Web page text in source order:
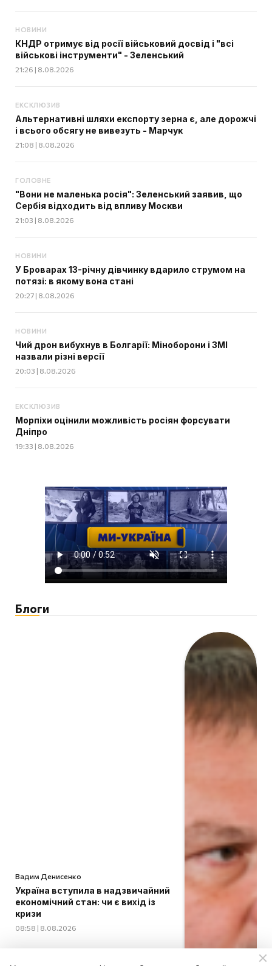
НОВИНИ
КНДР отримує від росії військовий досвід і "всі
військові інструменти" - Зеленський
21:26 | 8.08.2026
ЕКСКЛЮЗИВ
Альтернативні шляхи експорту зерна є, але дорожчі
і всього обсягу не вивезуть - Марчук
21:08 | 8.08.2026
ГОЛОВНЕ
"Вони не маленька росія": Зеленський заявив, що
Сербія відходить від впливу Москви
21:03 | 8.08.2026
НОВИНИ
У Броварах 13-річну дівчинку вдарило струмом на
потязі: в якому вона стані
20:27 | 8.08.2026
НОВИНИ
Чий дрон вибухнув в Болгарії: Міноборони і ЗМІ
назвали різні версії
20:03 | 8.08.2026
ЕКСКЛЮЗИВ
Морпіхи оцінили можливість росіян форсувати
Дніпро
19:33 | 8.08.2026
Блоги
Вадим Денисенко
Україна вступила в надзвичайний
економічний стан: чи є вихід із
кризи
08:58 | 8.08.2026